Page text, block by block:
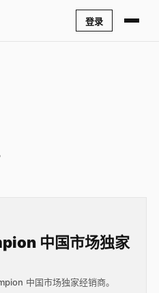
登录
中国市场独家
，百丽将成为 Champion 中国市场独家经销商。